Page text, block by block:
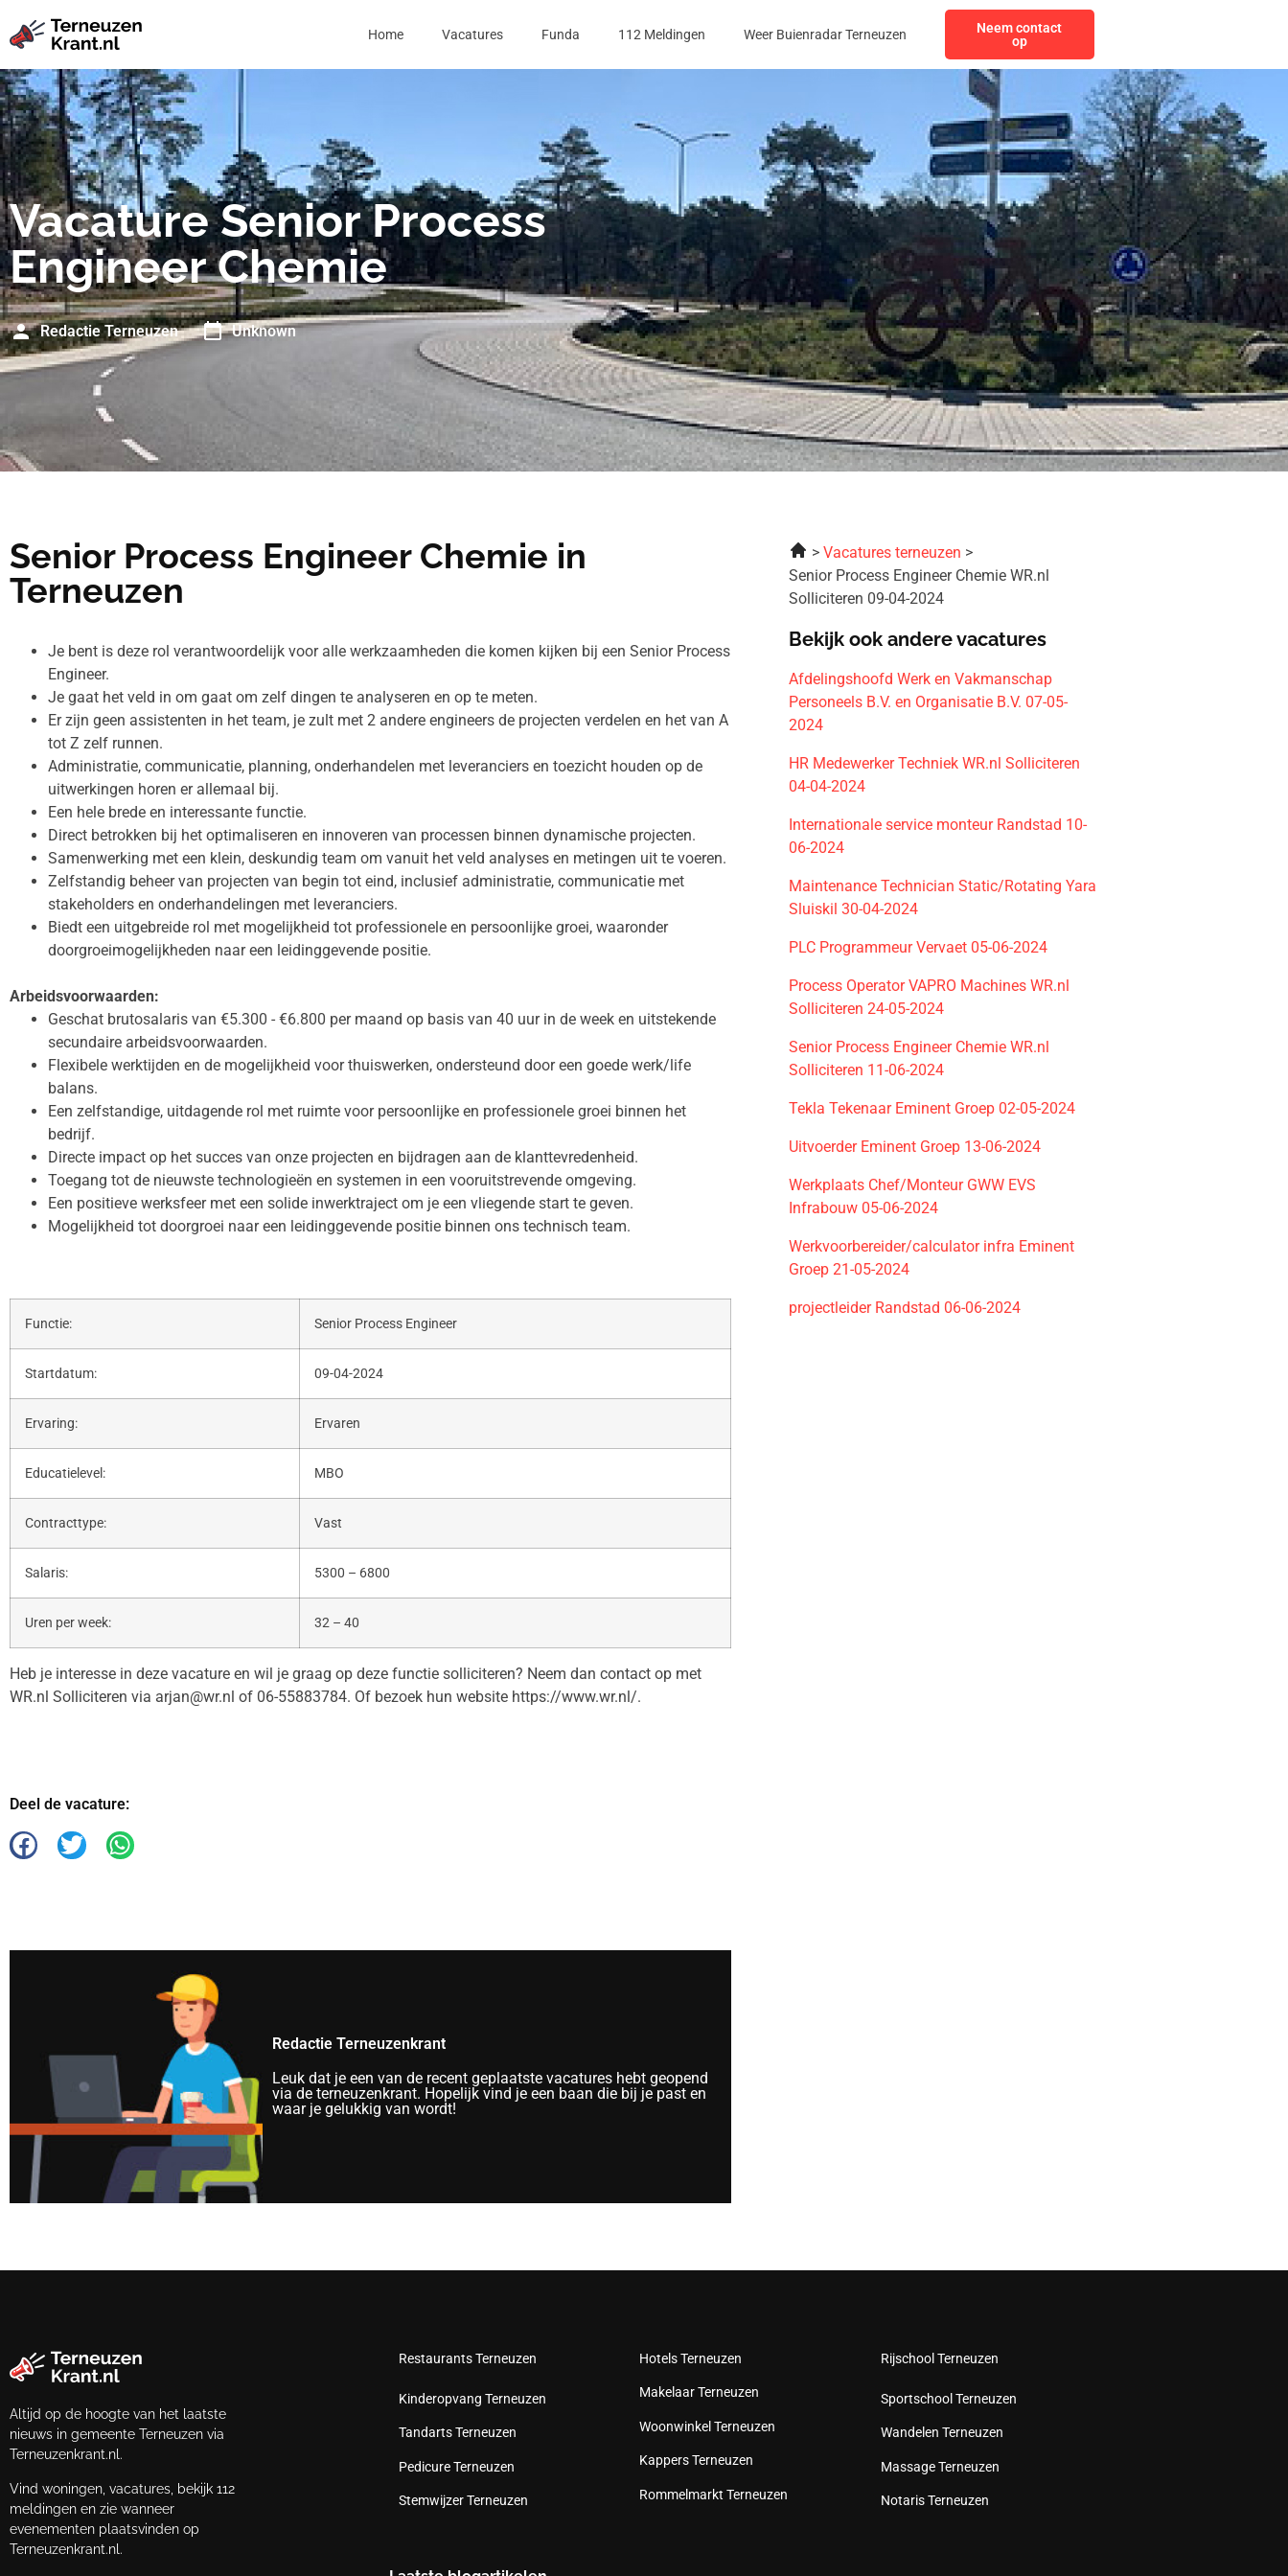
Home Vacatures Funda 112 Meldingen Weer Buienradar Terneuzen
Neem contact
op
Vacature Senior Process
Engineer Chemie
Redactie Terneuzen Unknown
Senior Process Engineer Chemie in
Terneuzen
Je bent is deze rol verantwoordelijk voor alle werkzaamheden die komen kijken bij een Senior Process
Engineer.
Je gaat het veld in om gaat om zelf dingen te analyseren en op te meten.
Er zijn geen assistenten in het team, je zult met 2 andere engineers de projecten verdelen en het van A
tot Z zelf runnen.
Administratie, communicatie, planning, onderhandelen met leveranciers en toezicht houden op de
uitwerkingen horen er allemaal bij.
Een hele brede en interessante functie.
Direct betrokken bij het optimaliseren en innoveren van processen binnen dynamische projecten.
Samenwerking met een klein, deskundig team om vanuit het veld analyses en metingen uit te voeren.
Zelfstandig beheer van projecten van begin tot eind, inclusief administratie, communicatie met
stakeholders en onderhandelingen met leveranciers.
Biedt een uitgebreide rol met mogelijkheid tot professionele en persoonlijke groei, waaronder
doorgroeimogelijkheden naar een leidinggevende positie.
Arbeidsvoorwaarden:
Geschat brutosalaris van €5.300 - €6.800 per maand op basis van 40 uur in de week en uitstekende
secundaire arbeidsvoorwaarden.
Flexibele werktijden en de mogelijkheid voor thuiswerken, ondersteund door een goede werk/life
balans.
Een zelfstandige, uitdagende rol met ruimte voor persoonlijke en professionele groei binnen het
bedrijf.
Directe impact op het succes van onze projecten en bijdragen aan de klanttevredenheid.
Toegang tot de nieuwste technologieën en systemen in een vooruitstrevende omgeving.
Een positieve werksfeer met een solide inwerktraject om je een vliegende start te geven.
Mogelijkheid tot doorgroei naar een leidinggevende positie binnen ons technisch team.
Functie: Senior Process Engineer
Startdatum: 09-04-2024
Ervaring: Ervaren
Educatielevel: MBO
Contracttype: Vast
Salaris: 5300 – 6800
Uren per week: 32 – 40
Heb je interesse in deze vacature en wil je graag op deze functie solliciteren? Neem dan contact op met
WR.nl Solliciteren via arjan@wr.nl of 06-55883784. Of bezoek hun website https://www.wr.nl/.
Deel de vacature:
Redactie Terneuzenkrant
Leuk dat je een van de recent geplaatste vacatures hebt geopend
via de terneuzenkrant. Hopelijk vind je een baan die bij je past en
waar je gelukkig van wordt!
Vacatures terneuzen
Senior Process Engineer Chemie WR.nl
Solliciteren 09-04-2024
Bekijk ook andere vacatures
Afdelingshoofd Werk en Vakmanschap
Personeels B.V. en Organisatie B.V. 07-05-
2024
HR Medewerker Techniek WR.nl Solliciteren
04-04-2024
Internationale service monteur Randstad 10-
06-2024
Maintenance Technician Static/Rotating Yara
Sluiskil 30-04-2024
PLC Programmeur Vervaet 05-06-2024
Process Operator VAPRO Machines WR.nl
Solliciteren 24-05-2024
Senior Process Engineer Chemie WR.nl
Solliciteren 11-06-2024
Tekla Tekenaar Eminent Groep 02-05-2024
Uitvoerder Eminent Groep 13-06-2024
Werkplaats Chef/Monteur GWW EVS
Infrabouw 05-06-2024
Werkvoorbereider/calculator infra Eminent
Groep 21-05-2024
projectleider Randstad 06-06-2024
Altijd op de hoogte van het laatste
nieuws in gemeente Terneuzen via
Terneuzenkrant.nl.
Vind woningen, vacatures, bekijk 112
meldingen en zie wanneer
evenementen plaatsvinden op
Terneuzenkrant.nl.
Restaurants Terneuzen
Kinderopvang Terneuzen
Tandarts Terneuzen
Pedicure Terneuzen
Stemwijzer Terneuzen
Hotels Terneuzen
Makelaar Terneuzen
Woonwinkel Terneuzen
Kappers Terneuzen
Rommelmarkt Terneuzen
Rijschool Terneuzen
Sportschool Terneuzen
Wandelen Terneuzen
Massage Terneuzen
Notaris Terneuzen